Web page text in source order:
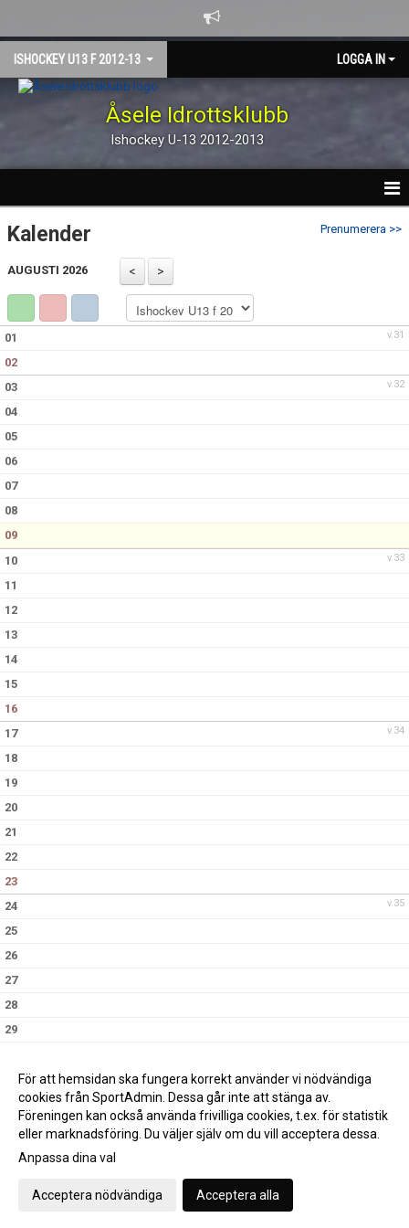
ISHOCKEY U13 F 2012-13 LOGGA IN
Åsele Idrottsklubb
Ishockey U-13 2012-2013
HEM
NYHETER
TRUPPEN
GÄSTBOK
DOKUMENT
MATCHER
Prenumerera >>
Kalender
AUGUSTI 2026
v.31
01
02
v.32
03
04
05
06
07
08
09
v.33
10
11
12
13
14
15
16
v.34
17
18
19
20
21
22
23
v.35
24
25
26
27
28
29
Gå till Webbversion
För att hemsidan ska fungera korrekt använder vi nödvändiga
cookies från SportAdmin. Dessa går inte att stänga av.
Föreningen kan också använda frivilliga cookies, t.ex. för statistik
eller marknadsföring. Du väljer själv om du vill acceptera dessa.
Anpassa dina val
Acceptera nödvändiga Acceptera alla